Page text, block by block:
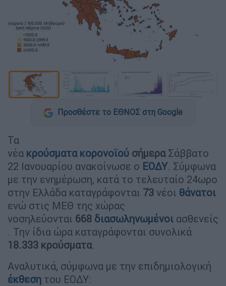
Προσθέστε το ΕΘΝΟΣ στη Google
Τα
νέα κρούσματα κορονοϊού σήμερα Σάββατο
22 Ιανουαρίου ανακοίνωσε ο ΕΟΔΥ. Σύμφωνα
με την ενημέρωση, κατά το τελευταίο 24ωρο
στην Ελλάδα καταγράφονται 73 νέοι θάνατοι
ενώ στις ΜΕΘ της χώρας
νοσηλεύονται 668 διασωληνωμένοι ασθενείς
. Την ίδια ώρα καταγράφονται συνολικά
18.333 κρούσματα.
Αναλυτικά, σύμφωνα με την επιδημιολογική
έκθεση του ΕΟΔΥ: